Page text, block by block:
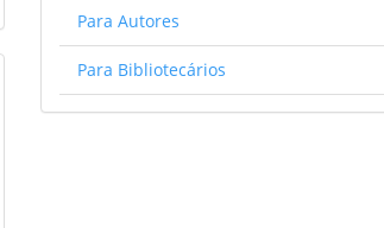
Para Autores
Para Bibliotecários